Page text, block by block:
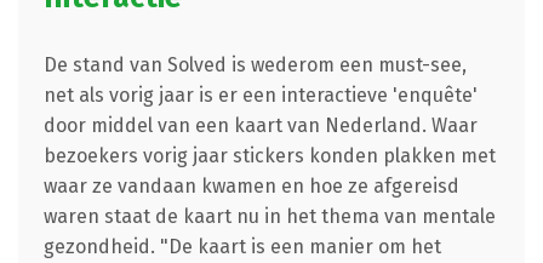
De stand van Solved is wederom een must-see,
net als vorig jaar is er een interactieve 'enquête'
door middel van een kaart van Nederland. Waar
bezoekers vorig jaar stickers konden plakken met
waar ze vandaan kwamen en hoe ze afgereisd
waren staat de kaart nu in het thema van mentale
gezondheid. "De kaart is een manier om het